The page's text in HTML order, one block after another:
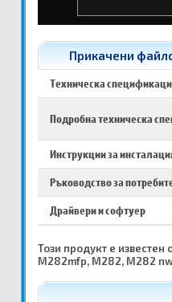
Прикачени
Техническа
Подробна техническа
Инструкции за
Ръководство за
Драйвери и софтуер
Този продукт е
M282mfp, M282, M282